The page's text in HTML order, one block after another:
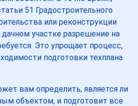
51 Градостроительного
или реконструкции
участке разрешение на
Это упрощает процесс,
подготовки техплана
вам определить, является ли
объектом, и подготовит все